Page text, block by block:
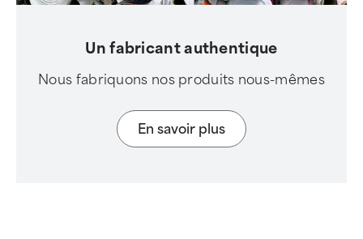
Un fabricant authentique
Nous fabriquons nos produits nous-mêmes
En savoir plus